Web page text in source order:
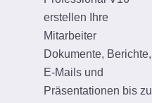
erstellen Ihre
Mitarbeiter
Dokumente, Berichte,
E-Mails und
Präsentationen bis zu